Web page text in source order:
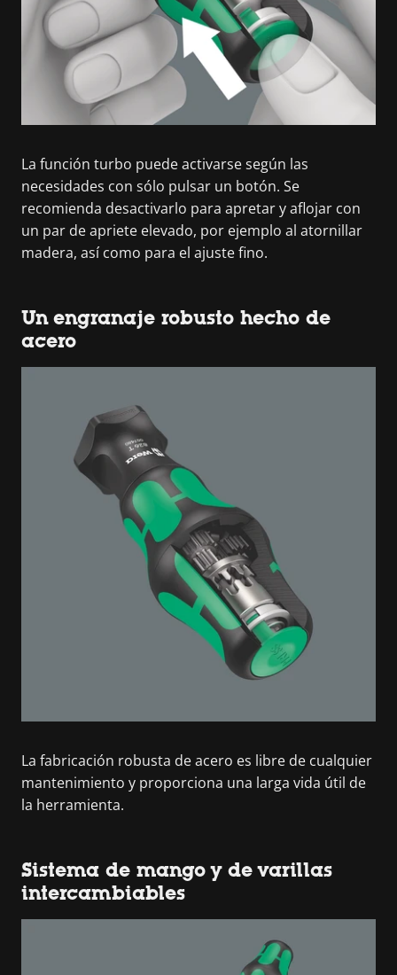
La función turbo puede activarse según las
necesidades con sólo pulsar un botón. Se
recomienda desactivarlo para apretar y aflojar con
un par de apriete elevado, por ejemplo al atornillar
madera, así como para el ajuste fino.
Un engranaje robusto hecho de
acero
La fabricación robusta de acero es libre de cualquier
mantenimiento y proporciona una larga vida útil de
la herramienta.
Sistema de mango y de varillas
intercambiables